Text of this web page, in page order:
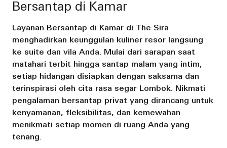
Bersantap di Kamar
Layanan Bersantap di Kamar di The Sira
menghadirkan keunggulan kuliner resor langsung
ke suite dan vila Anda. Mulai dari sarapan saat
matahari terbit hingga santap malam yang intim,
setiap hidangan disiapkan dengan saksama dan
terinspirasi oleh cita rasa segar Lombok. Nikmati
pengalaman bersantap privat yang dirancang untuk
kenyamanan, fleksibilitas, dan kemewahan
menikmati setiap momen di ruang Anda yang
tenang.